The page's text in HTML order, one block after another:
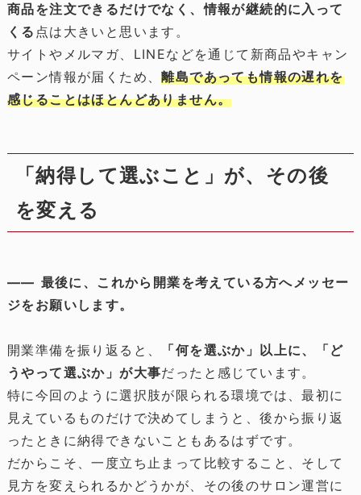
商品を注文できるだけでなく、情報が継続的に入って
くる 点は大きいと思います。
サイトやメルマガ、LINEなどを通じて新商品やキャン
ペーン情報が届くため、離島であっても情報の遅れを
感じることはほとんどありません。
「納得して選ぶこと」が、その後
を変える
―― 最後に、これから開業を考えている方へメッセー
ジをお願いします。
開業準備を振り返ると、
「何を選ぶか」以上に、「ど
うやって選ぶか」が大事だったと感じています。
特に今回のように選択肢が限られる環境では、最初に
見えているものだけで決めてしまうと、後から振り返
ったときに納得できないこともあるはずです。
だからこそ、一度立ち止まって比較すること、そして
見方を変えられるかどうかが、その後のサロン運営に